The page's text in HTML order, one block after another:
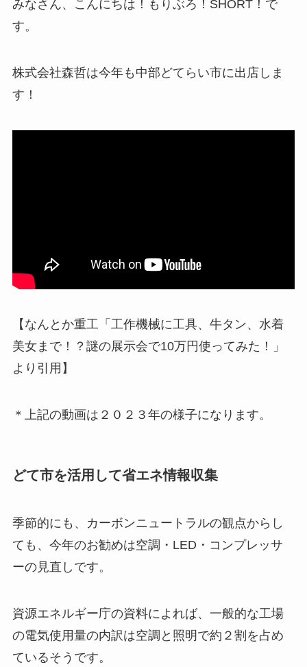
みなさん、こんにちは！もりぶろ！SHORT！で
す。
株式会社森哲は今年も中部どてらい市に出店しま
す！
【なんとか重工「工作機械に工具、牛タン、水着
美女まで！？謎の展示会で10万円使ってみた！」
より引用】
＊上記の動画は２０２３年の様子になります。
どて市を活用して省エネ情報収集
季節的にも、カーボンニュートラルの観点からし
ても、今年のお勧めは空調・LED・コンプレッサ
ーの見直しです。
資源エネルギー庁の資料によれば、一般的な工場
の電気使用量の内訳は空調と照明で約２割を占め
ているそうです。